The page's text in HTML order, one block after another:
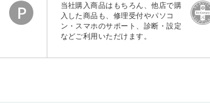
当社購入商品はもちろん、他店で購
入した商品も、修理受付やパソコ
ン・スマホのサポート、診断・設定
などご利用いただけます。